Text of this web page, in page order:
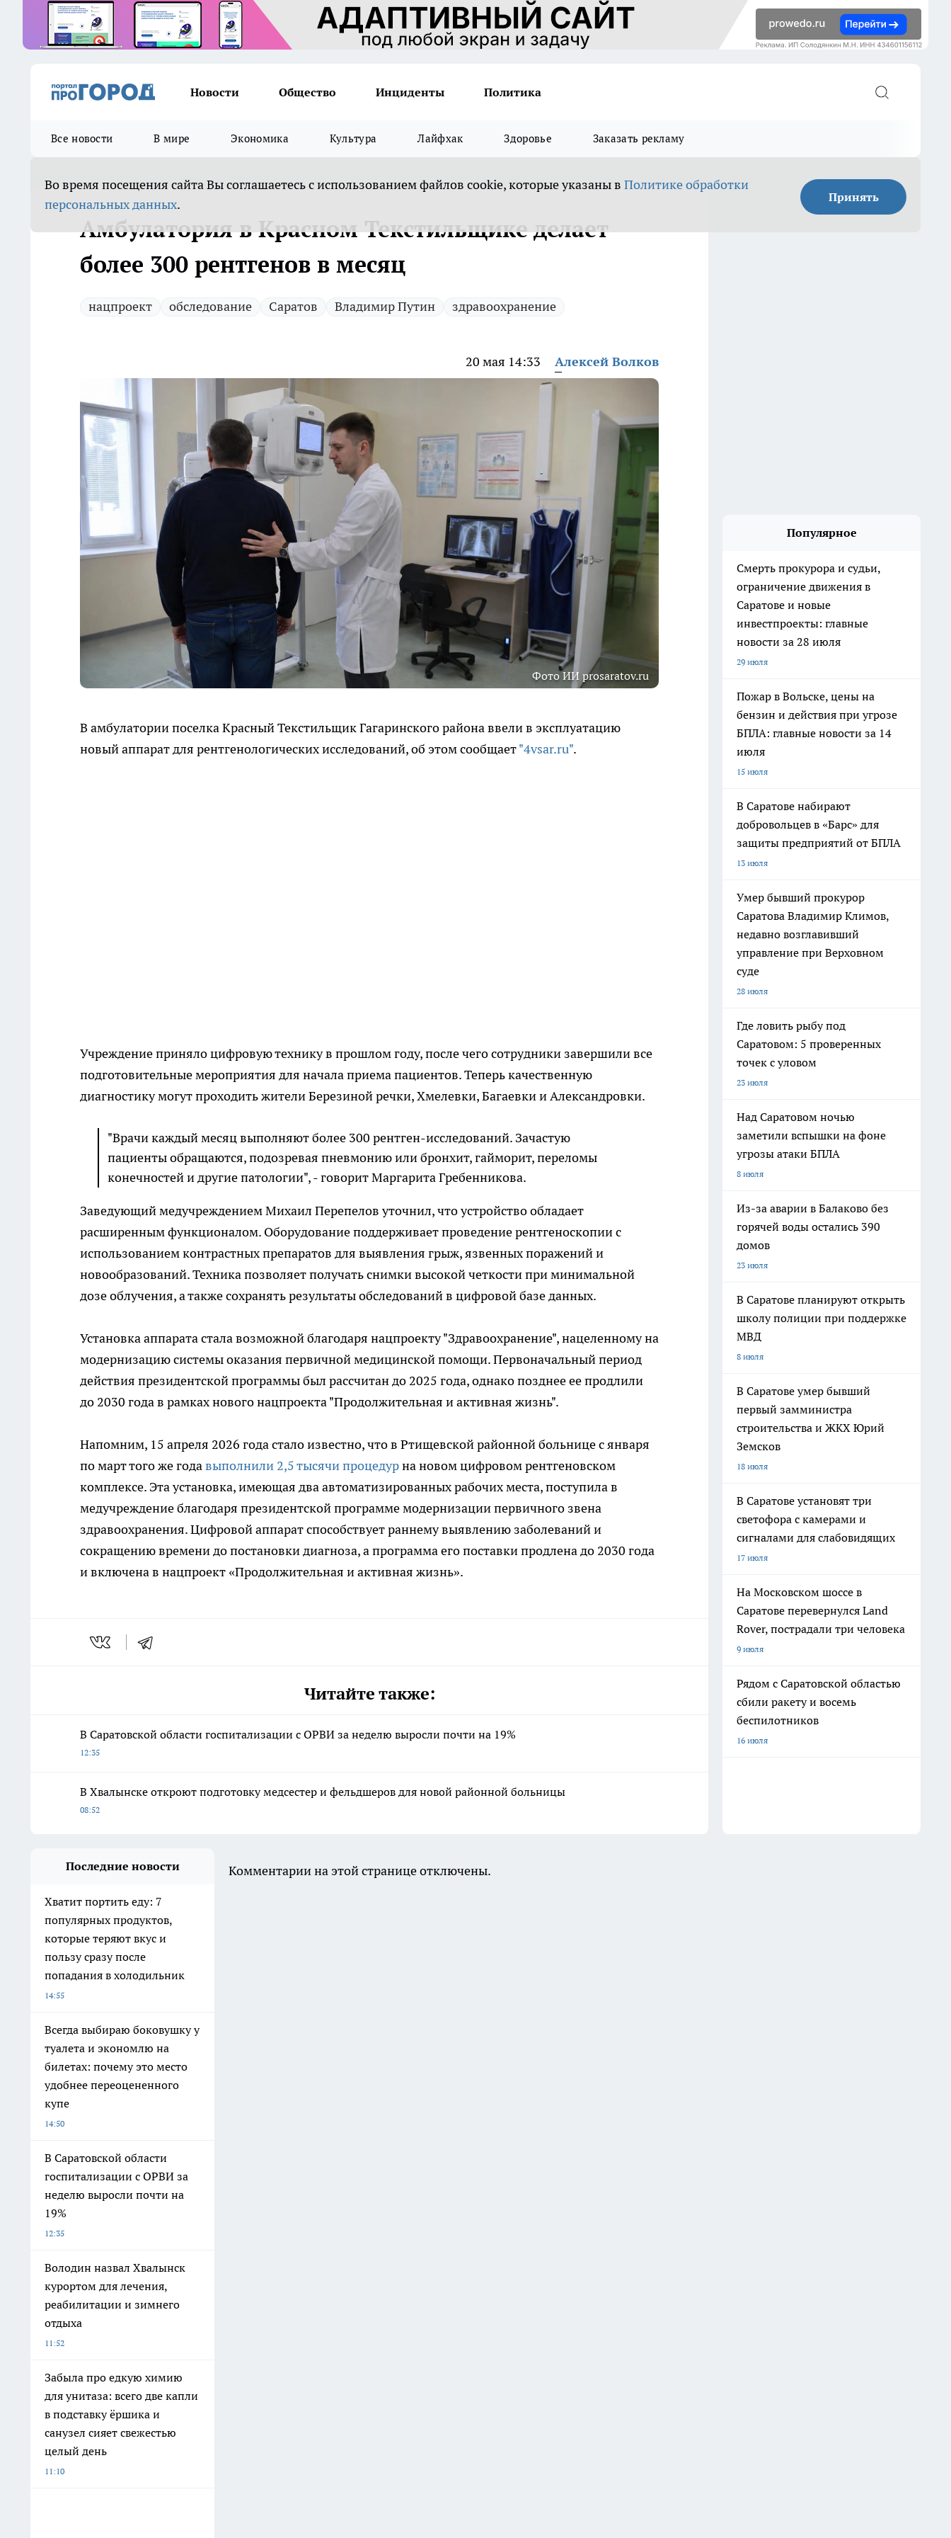
Новости Общество Инциденты Политика
Все новости В мире Экономика Культура Лайфхак Здоровье Заказать рекламу
Во время посещения сайта Вы соглашаетесь с использованием файлов cookie, которые указаны в Политике обработки
персональных данных. Принять
Амбулатория в Красном Текстильщике делает
более 300 рентгенов в месяц
нацпроект обследование Саратов Владимир Путин здравоохранение
20 мая 14:33 Алексей Волков
Фото ИИ prosaratov.ru
В амбулатории поселка Красный Текстильщик Гагаринского района ввели в эксплуатацию
новый аппарат для рентгенологических исследований, об этом сообщает"4vsar.ru".
Учреждение приняло цифровую технику в прошлом году, после чего сотрудники завершили все
подготовительные мероприятия для начала приема пациентов. Теперь качественную
диагностику могут проходить жители Березиной речки, Хмелевки, Багаевки и Александровки.
"Врачи каждый месяц выполняют более 300 рентген-исследований. Зачастую
пациенты обращаются, подозревая пневмонию или бронхит, гайморит, переломы
конечностей и другие патологии", - говорит Маргарита Гребенникова.
Заведующий медучреждением Михаил Перепелов уточнил, что устройство обладает
расширенным функционалом. Оборудование поддерживает проведение рентгеноскопии с
использованием контрастных препаратов для выявления грыж, язвенных поражений и
новообразований. Техника позволяет получать снимки высокой четкости при минимальной
дозе облучения, а также сохранять результаты обследований в цифровой базе данных.
Установка аппарата стала возможной благодаря нацпроекту "Здравоохранение", нацеленному на
модернизацию системы оказания первичной медицинской помощи. Первоначальный период
действия президентской программы был рассчитан до 2025 года, однако позднее ее продлили
до 2030 года в рамках нового нацпроекта "Продолжительная и активная жизнь".
Напомним, 15 апреля 2026 года стало известно, что в Ртищевской районной больнице с января
по март того же годавыполнили 2,5 тысячи процедурна новом цифровом рентгеновском
комплексе. Эта установка, имеющая два автоматизированных рабочих места, поступила в
медучреждение благодаря президентской программе модернизации первичного звена
здравоохранения. Цифровой аппарат способствует раннему выявлению заболеваний и
сокращению времени до постановки диагноза, а программа его поставки продлена до 2030 года
и включена в нацпроект «Продолжительная и активная жизнь».
Читайте также:
В Саратовской области госпитализации с ОРВИ за неделю выросли почти на 19%
12:35
В Хвалынске откроют подготовку медсестер и фельдшеров для новой районной больницы
08:52
Популярное
Смерть прокурора и судьи,
ограничение движения в
Саратове и новые
инвестпроекты: главные
новости за 28 июля
29 июля
Пожар в Вольске, цены на
бензин и действия при угрозе
БПЛА: главные новости за 14
июля
15 июля
В Саратове набирают
добровольцев в «Барс» для
защиты предприятий от БПЛА
13 июля
Умер бывший прокурор
Саратова Владимир Климов,
недавно возглавивший
управление при Верховном
суде
28 июля
Где ловить рыбу под
Саратовом: 5 проверенных
точек с уловом
23 июля
Над Саратовом ночью
заметили вспышки на фоне
угрозы атаки БПЛА
8 июля
Из-за аварии в Балаково без
горячей воды остались 390
домов
23 июля
В Саратове планируют открыть
школу полиции при поддержке
МВД
8 июля
В Саратове умер бывший
первый замминистра
строительства и ЖКХ Юрий
Земсков
18 июля
В Саратове установят три
светофора с камерами и
сигналами для слабовидящих
17 июля
На Московском шоссе в
Саратове перевернулся Land
Rover, пострадали три человека
9 июля
Рядом с Саратовской областью
сбили ракету и восемь
беспилотников
16 июля
Последние новости
Хватит портить еду: 7
популярных продуктов,
которые теряют вкус и
пользу сразу после
попадания в холодильник
14:55
Всегда выбираю боковушку у
туалета и экономлю на
билетах: почему это место
удобнее переоцененного
купе
14:50
В Саратовской области
госпитализации с ОРВИ за
неделю выросли почти на
19%
12:35
Володин назвал Хвалынск
курортом для лечения,
реабилитации и зимнего
отдыха
11:52
Забыла про едкую химию
для унитаза: всего две капли
в подставку ёршика и
санузел сияет свежестью
целый день
11:10
Комментарии на этой странице отключены.